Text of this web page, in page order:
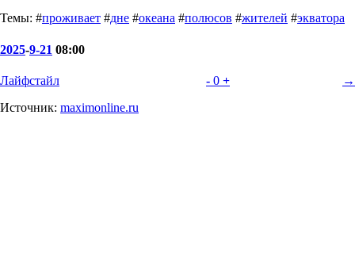
Темы: #проживает #дне #океана #полюсов #жителей #экватора
2025-9-21 08:00
Лайфстайл - 0 +
→
Источник: maximonline.ru